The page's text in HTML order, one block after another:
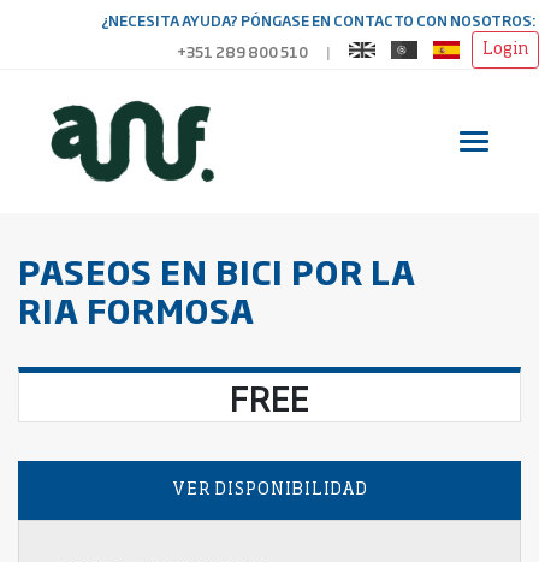
¿NECESITA AYUDA? PÓNGASE EN CONTACTO CON NOSOTROS:
+351 289 800 510
| Login
PASEOS EN BICI POR LA
RIA FORMOSA
FREE
VER DISPONIBILIDAD